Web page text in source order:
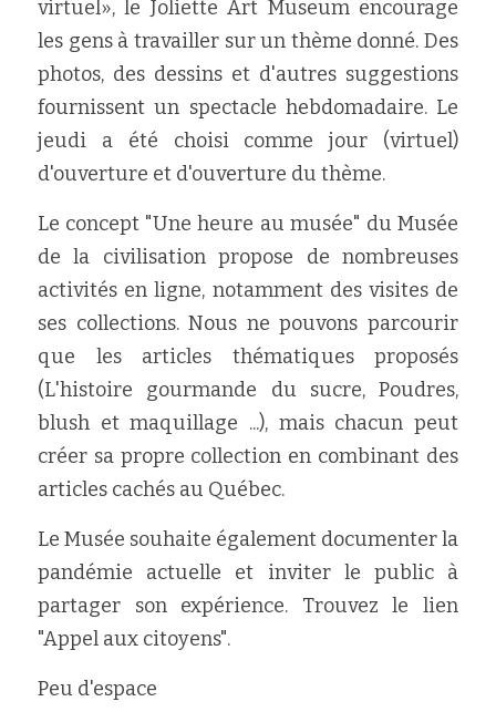
virtuel», le Joliette Art Museum encourage
les gens à travailler sur un thème donné. Des
photos, des dessins et d'autres suggestions
fournissent un spectacle hebdomadaire. Le
jeudi a été choisi comme jour (virtuel)
d'ouverture et d'ouverture du thème.
Le concept "Une heure au musée" du Musée
de la civilisation propose de nombreuses
activités en ligne, notamment des visites de
ses collections. Nous ne pouvons parcourir
que les articles thématiques proposés
(L'histoire gourmande du sucre, Poudres,
blush et maquillage ...), mais chacun peut
créer sa propre collection en combinant des
articles cachés au Québec.
Le Musée souhaite également documenter la
pandémie actuelle et inviter le public à
partager son expérience. Trouvez le lien
"Appel aux citoyens".
Peu d'espace